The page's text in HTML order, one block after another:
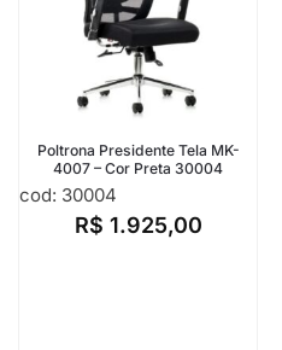
Poltrona Presidente Tela MK-
4007 – Cor Preta 30004
cod: 30004
R$ 1.925,00